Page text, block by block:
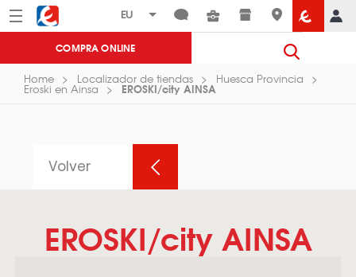
Menú Eroski
COMPRA ONLINE
Home Localizador de tiendas Huesca Provincia
Eroski en Ainsa EROSKI/city AINSA
Volver
EROSKI/city AINSA